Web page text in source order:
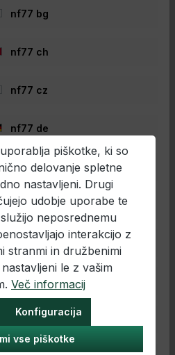
4m Quick
4m Quick Dry
langer Setzkescher
Aluminium-
Angle Lock für flexible
schnelltrocknendes
through Handgriffe für
für Commercials
für
Preston
Dry Mesh ist ideal
die oft an
Mesh-
Kescher rasch und ist
halten, was das
v košarico
piškotke, ki so
delovanje spletne
nastavljeni. Drugi
udobje uporabe te
neposrednemu
interakcijo z
stranmi in družbenimi
le z vašim
Več informacij
Konfiguracija
vse piškotke
nf77 bg
nf77 ch
nf77 cz
nf77 de
nf77 en
nf77 es
nf77 hr
nf77 hu